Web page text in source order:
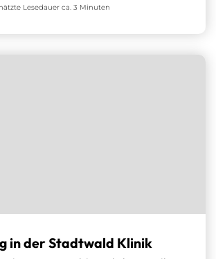
Lesedauer ca. 3 Minuten
in der Stadtwald Klinik